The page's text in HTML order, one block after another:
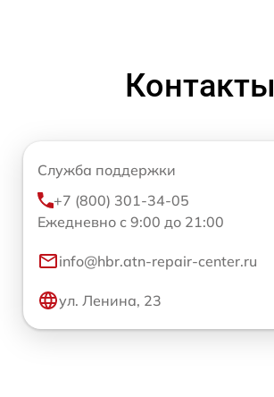
Контакты
Служба поддержки
+7 (800) 301-34-05
Ежедневно с 9:00 до 21:00
info@hbr.atn-repair-center.ru
ул. Ленина, 23